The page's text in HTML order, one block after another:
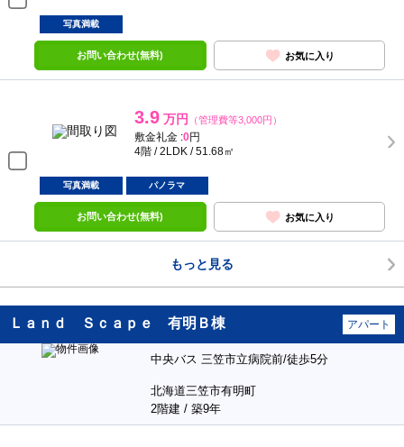
写真満載
お問い合わせ(無料) お気に入り
3.9 万円 （管理費等3,000円）
敷金礼金 :0円
4階 / 2LDK / 51.68㎡
写真満載 パノラマ
お問い合わせ(無料) お気に入り
もっと見る
Ｌａｎｄ Ｓｃａｐｅ 有明Ｂ棟 アパート
中央バス 三笠市立病院前/徒歩5分
北海道三笠市有明町
2階建 / 築9年